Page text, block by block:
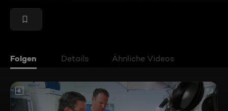
Folgen Details Ähnliche Videos
6